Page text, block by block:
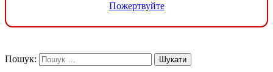
Пожертвуйте
Пошук: